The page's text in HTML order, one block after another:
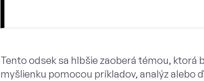
Tento odsek sa hlbšie zaoberá témou, ktorá
myšlienku pomocou príkladov, analýz alebo